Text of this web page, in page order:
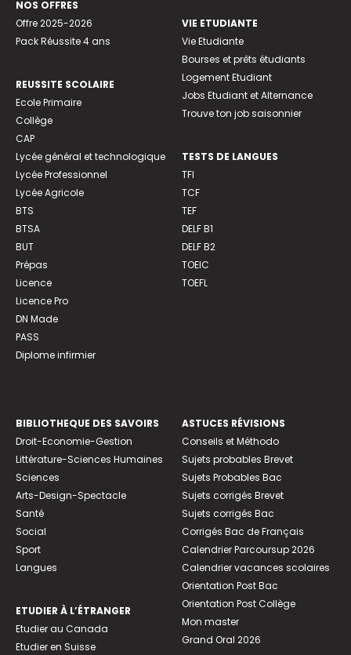
NOS OFFRES
Offre 2025-2026
Pack Réussite 4 ans
REUSSITE SCOLAIRE
Ecole Primaire
Collège
CAP
Lycée général et technologique
Lycée Professionnel
Lycée Agricole
BTS
BTSA
BUT
Prépas
Licence
Licence Pro
DN Made
PASS
Diplome infirmier
VIE ETUDIANTE
Vie Etudiante
Bourses et prêts étudiants
Logement Etudiant
Jobs Etudiant et Alternance
Trouve ton job saisonnier
TESTS DE LANGUES
TFI
TCF
TEF
DELF B1
DELF B2
TOEIC
TOEFL
BIBLIOTHEQUE DES SAVOIRS
Droit-Economie-Gestion
Littérature-Sciences Humaines
Sciences
Arts-Design-Spectacle
Santé
Social
Sport
Langues
ETUDIER À L’ÉTRANGER
Etudier au Canada
Etudier en Suisse
ASTUCES RÉVISIONS
Conseils et Méthodo
Sujets probables Brevet
Sujets Probables Bac
Sujets corrigés Brevet
Sujets corrigés Bac
Corrigés Bac de Français
Calendrier Parcoursup 2026
Calendrier vacances scolaires
Orientation Post Bac
Orientation Post Collège
Mon master
Grand Oral 2026